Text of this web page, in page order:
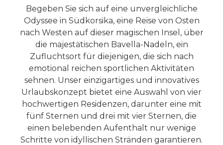
Begeben Sie sich auf eine unvergleichliche
Odyssee in Südkorsika, eine Reise von Osten
nach Westen auf dieser magischen Insel, über
die majestätischen Bavella-Nadeln, ein
Zufluchtsort für diejenigen, die sich nach
emotional reichen sportlichen Aktivitäten
sehnen. Unser einzigartiges und innovatives
Urlaubskonzept bietet eine Auswahl von vier
hochwertigen Residenzen, darunter eine mit
fünf Sternen und drei mit vier Sternen, die
einen belebenden Aufenthalt nur wenige
Schritte von idyllischen Stränden garantieren.